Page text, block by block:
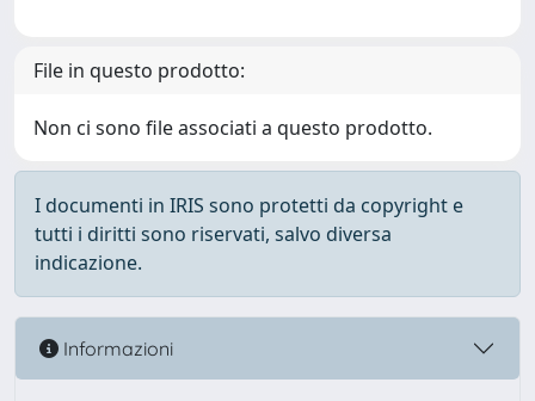
File in questo prodotto:
Non ci sono file associati a questo prodotto.
I documenti in IRIS sono protetti da copyright e
tutti i diritti sono riservati, salvo diversa
indicazione.
Informazioni